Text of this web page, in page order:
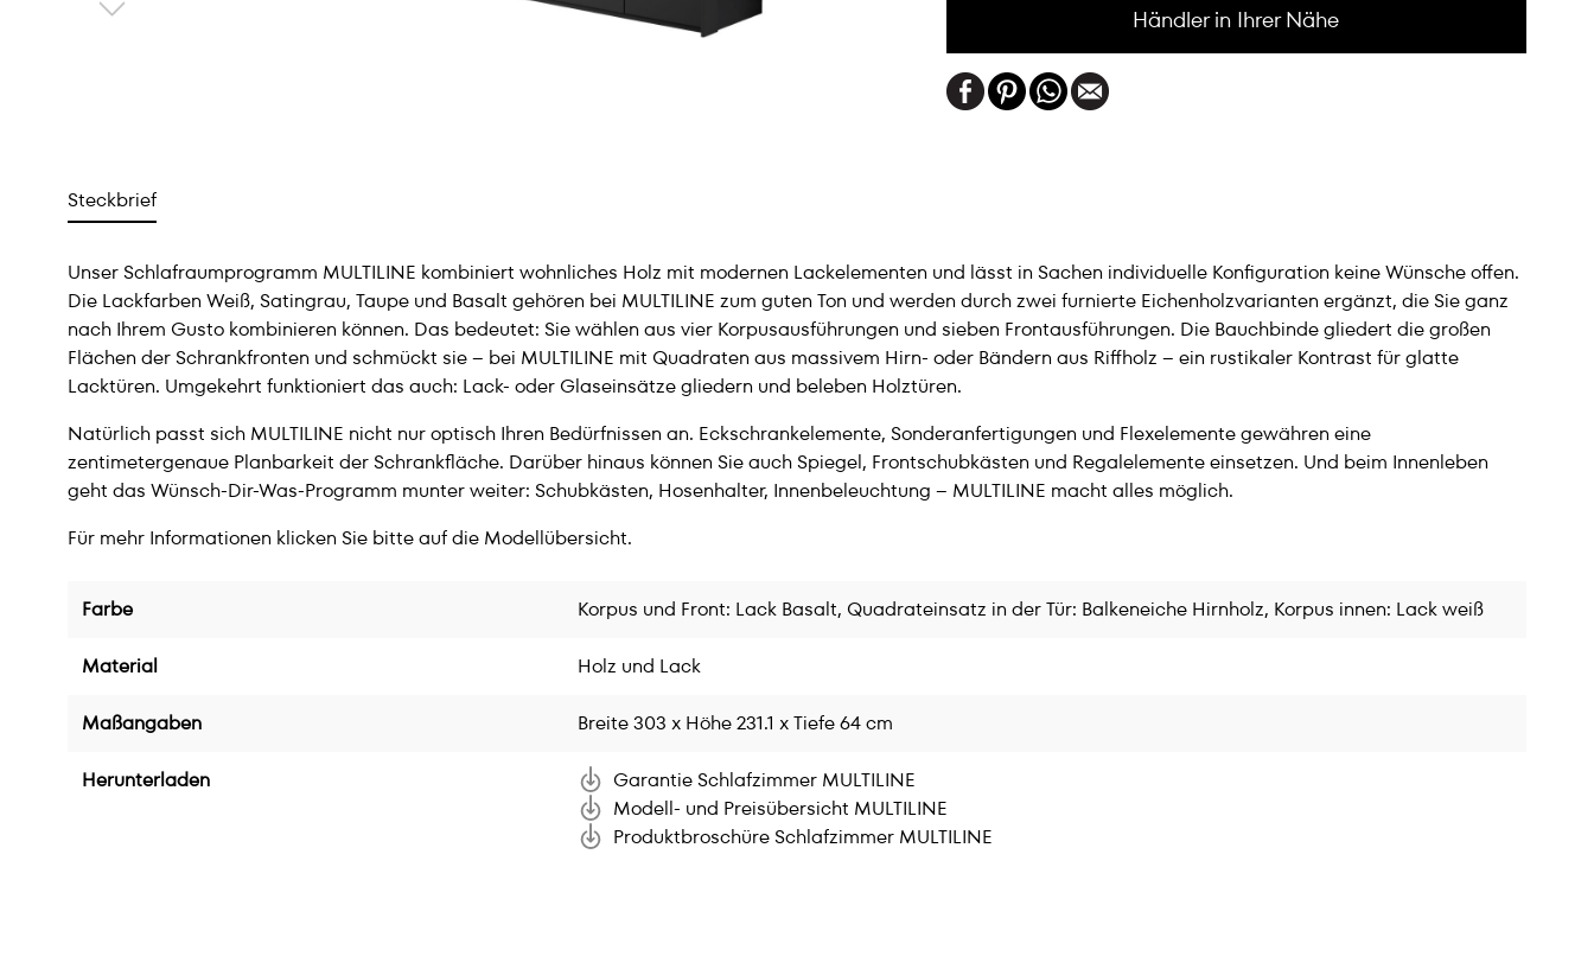
Händler in Ihrer Nähe
Steckbrief
Unser Schlafraumprogramm MULTILINE kombiniert wohnliches Holz mit modernen Lackelementen und lässt in Sachen individuelle Konfiguration keine Wünsche offen.
Die Lackfarben Weiß, Satingrau, Taupe und Basalt gehören bei MULTILINE zum guten Ton und werden durch zwei furnierte Eichenholzvarianten ergänzt, die Sie ganz
nach Ihrem Gusto kombinieren können. Das bedeutet: Sie wählen aus vier Korpusausführungen und sieben Frontausführungen. Die Bauchbinde gliedert die großen
Flächen der Schrankfronten und schmückt sie – bei MULTILINE mit Quadraten aus massivem Hirn- oder Bändern aus Riffholz – ein rustikaler Kontrast für glatte
Lacktüren. Umgekehrt funktioniert das auch: Lack- oder Glaseinsätze gliedern und beleben Holztüren.
Natürlich passt sich MULTILINE nicht nur optisch Ihren Bedürfnissen an. Eckschrankelemente, Sonderanfertigungen und Flexelemente gewähren eine
zentimetergenaue Planbarkeit der Schrankfläche. Darüber hinaus können Sie auch Spiegel, Frontschubkästen und Regalelemente einsetzen. Und beim Innenleben
geht das Wünsch-Dir-Was-Programm munter weiter: Schubkästen, Hosenhalter, Innenbeleuchtung – MULTILINE macht alles möglich.
Für mehr Informationen klicken Sie bitte auf die Modellübersicht.
Farbe Korpus und Front: Lack Basalt, Quadrateinsatz in der Tür: Balkeneiche Hirnholz, Korpus innen: Lack weiß
Material Holz und Lack
Maßangaben Breite 303 x Höhe 231.1 x Tiefe 64 cm
Herunterladen
Garantie Schlafzimmer MULTILINE
Modell- und Preisübersicht MULTILINE
Produktbroschüre Schlafzimmer MULTILINE